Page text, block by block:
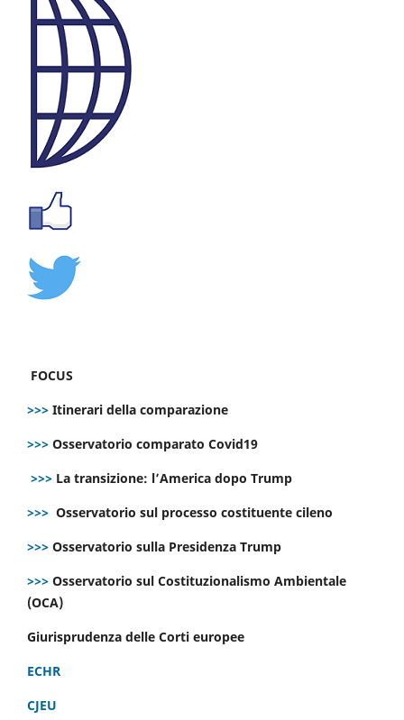
FOCUS
>>> Itinerari della comparazione
>>> Osservatorio comparato Covid19
>>> La transizione: l’America dopo Trump
>>> Osservatorio sul processo costituente cileno
>>> Osservatorio sulla Presidenza Trump
>>> Osservatorio sul Costituzionalismo Ambientale
(OCA)
Giurisprudenza delle Corti europee
ECHR
CJEU